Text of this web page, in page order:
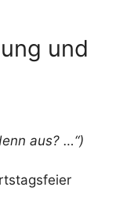
und
aus? …“)